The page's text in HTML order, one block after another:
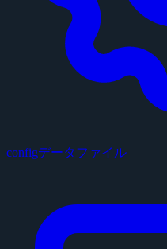
configデータファイル